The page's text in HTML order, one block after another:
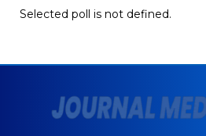
Selected poll is not defined.